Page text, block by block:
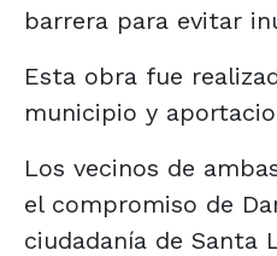
barrera para evitar
Esta obra fue
municipio y
Los vecinos de
el compromiso de
ciudadanía de Santa